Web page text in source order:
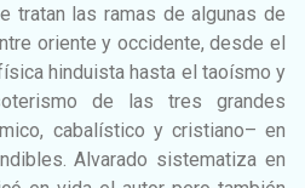
tratan las ramas de algunas de
oriente y occidente, desde el
hinduista hasta el taoísmo y
de las tres grandes
cabalístico y cristiano– en
Alvarado sistematiza en